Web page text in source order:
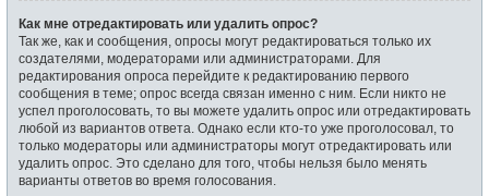
Как мне отредактировать или удалить опрос?
Так же, как и сообщения, опросы могут редактироваться только их
создателями, модераторами или администраторами. Для
редактирования опроса перейдите к редактированию первого
сообщения в теме; опрос всегда связан именно с ним. Если никто не
успел проголосовать, то вы можете удалить опрос или отредактировать
любой из вариантов ответа. Однако если кто-то уже проголосовал, то
только модераторы или администраторы могут отредактировать или
удалить опрос. Это сделано для того, чтобы нельзя было менять
варианты ответов во время голосования.